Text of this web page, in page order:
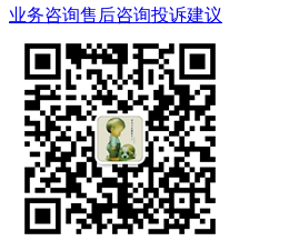
业务咨询售后咨询投诉建议